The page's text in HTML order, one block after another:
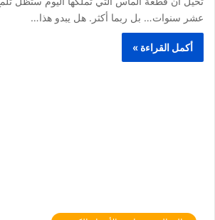
عشر سنوات… بل ربما أكثر. هل يبدو هذا…
أكمل القراءة »